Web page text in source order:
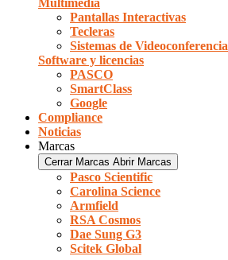
Multimedia
Pantallas Interactivas
Tecleras
Sistemas de Videoconferencia
Software y licencias
PASCO
SmartClass
Google
Compliance
Noticias
Marcas
Cerrar Marcas Abrir Marcas
Pasco Scientific
Carolina Science
Armfield
RSA Cosmos
Dae Sung G3
Scitek Global